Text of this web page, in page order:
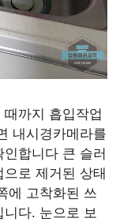
까지 흡입작업
내시경카메라를
합니다 큰 슬러
로 제거된 상태
에 고착화된 쓰
다. 눈으로 보